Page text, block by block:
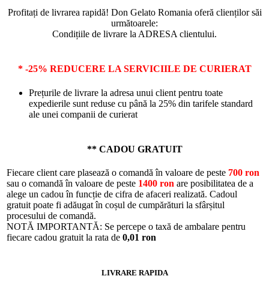
Profitați de livrarea rapidă! Don Gelato Romania oferă clienților săi
următoarele:
Condițiile de livrare la ADRESA clientului.
* -25% REDUCERE LA SERVICIILE DE CURIERAT
Prețurile de livrare la adresa unui client pentru toate
expedierile sunt reduse cu până la 25% din tarifele standard
ale unei companii de curierat
** CADOU GRATUIT
Fiecare client care plasează o comandă în valoare de peste 700 ron
sau o comandă în valoare de peste 1400 ron are posibilitatea de a
alege un cadou în funcție de cifra de afaceri realizată. Cadoul
gratuit poate fi adăugat în coșul de cumpărături la sfârșitul
procesului de comandă.
NOTĂ IMPORTANTĂ: Se percepe o taxă de ambalare pentru
fiecare cadou gratuit la rata de 0,01 ron
LIVRARE RAPIDA